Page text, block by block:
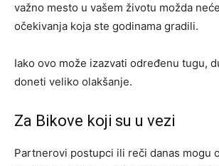
važno mesto u vašem životu možda
očekivanja koja ste godinama gradili.
Iako ovo može izazvati određenu tugu,
doneti veliko olakšanje.
Za Bikove koji su u vezi
Partnerovi postupci ili reči danas mogu